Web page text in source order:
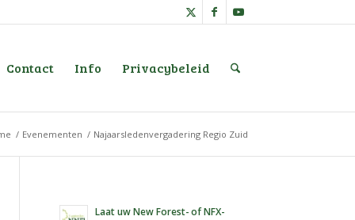
Contact Info Privacybeleid
/ Evenementen / Najaarsledenvergadering Regio Zuid
Laat uw New Forest- of NFX-